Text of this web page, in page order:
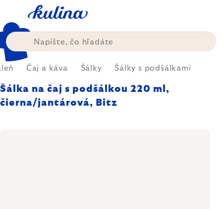
obsah
Čaj a káva Šálky Šálky s podšálkami
Šálka na čaj s podšálkou 220 ml,
čierna/jantárová, Bitz